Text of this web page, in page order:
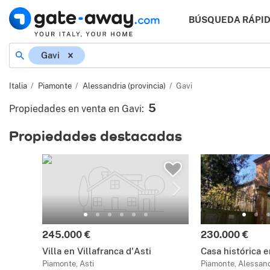
BÚSQUEDA
Gavi
Italia Piamonte Alessandria (provincia) Gavi
Propiedades en venta en Gavi: 5
Propiedades destacadas
245.000 €
Villa en Villafranca d'Asti
Piamonte, Asti
230.000 €
Casa histórica
Piamonte,